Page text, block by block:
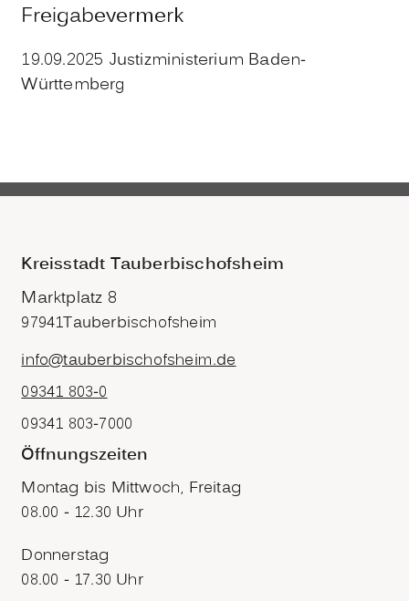
Freigabevermerk
19.09.2025 Justizministerium Baden-
Württemberg
Kreisstadt Tauberbischofsheim
Marktplatz 8
97941Tauberbischofsheim
info@tauberbischofsheim.de
09341 803-0
09341 803-7000
Öffnungszeiten
Montag bis Mittwoch, Freitag
08.00 - 12.30 Uhr
Donnerstag
08.00 - 17.30 Uhr